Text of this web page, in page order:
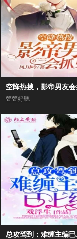
空降热搜，影帝男友
聲聲好聽
总攻驾到：难缠主编